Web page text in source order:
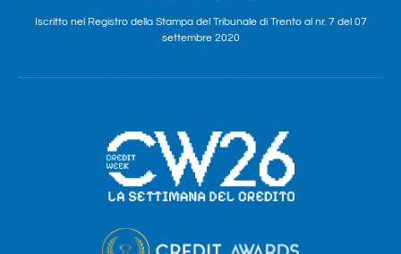
Iscritto nel Registro della Stampa del Tribunale di Trento al nr. 7 del 07
settembre 2020